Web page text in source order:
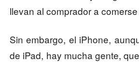
llevan al comprador a
Sin embargo, el iPhone,
de iPad, hay mucha gente,